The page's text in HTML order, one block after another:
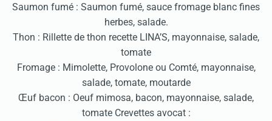
Saumon fumé : Saumon fumé, sauce fromage blanc fines
herbes, salade.
Thon : Rillette de thon recette LINA’S, mayonnaise, salade,
tomate
Fromage : Mimolette, Provolone ou Comté, mayonnaise,
salade, tomate, moutarde
Œuf bacon : Oeuf mimosa, bacon, mayonnaise, salade,
tomate Crevettes avocat :